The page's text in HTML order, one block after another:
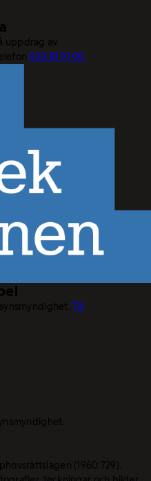
uppdrag av
020-81 91 00.
Till
(1960:729).